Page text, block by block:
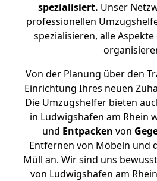
spezialisiert. Unser
professionellen
spezialisieren, alle
Von der Planung über den
Einrichtung Ihres neuen
Die Umzugshelfer bieten
in Ludwigshafen am Rhein
und Entpacken von
Entfernen von Möbeln und
Müll an. Wir sind uns
von Ludwigshafen am